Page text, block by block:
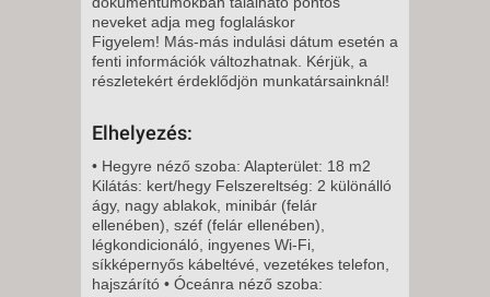
2026. NOVEMBER 09., HÉTFŐ -
8 NAP / 7 ÉJSZAKA
12 NAP / 11 ÉJSZAKA
2026. NOVEMBER 11., SZERDA
-
8 NAP / 7 ÉJSZAKA
2026. NOVEMBER 13., PÉNTEK
neveket adja meg foglaláskor
Figyelem! Más-más indulási dátum esetén a
fenti információk változhatnak. Kérjük, a
részletekért érdeklődjön munkatársainknál!
Elhelyezés:
• Hegyre néző szoba: Alapterület: 18 m2
Kilátás: kert/hegy Felszereltség: 2 különálló
ágy, nagy ablakok, minibár (felár
ellenében), széf (felár ellenében),
légkondicionáló, ingyenes Wi-Fi,
síkképernyős kábeltévé, vezetékes telefon,
hajszárító • Óceánra néző szoba: